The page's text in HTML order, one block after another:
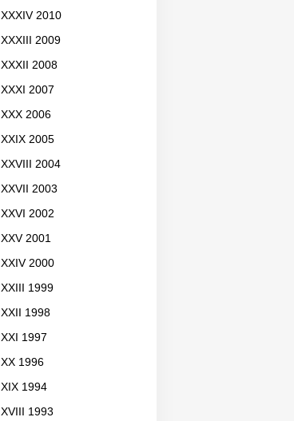
XXXIV 2010
XXXIII 2009
XXXII 2008
XXXI 2007
XXX 2006
XXIX 2005
XXVIII 2004
XXVII 2003
XXVI 2002
XXV 2001
XXIV 2000
XXIII 1999
XXII 1998
XXI 1997
XX 1996
XIX 1994
XVIII 1993